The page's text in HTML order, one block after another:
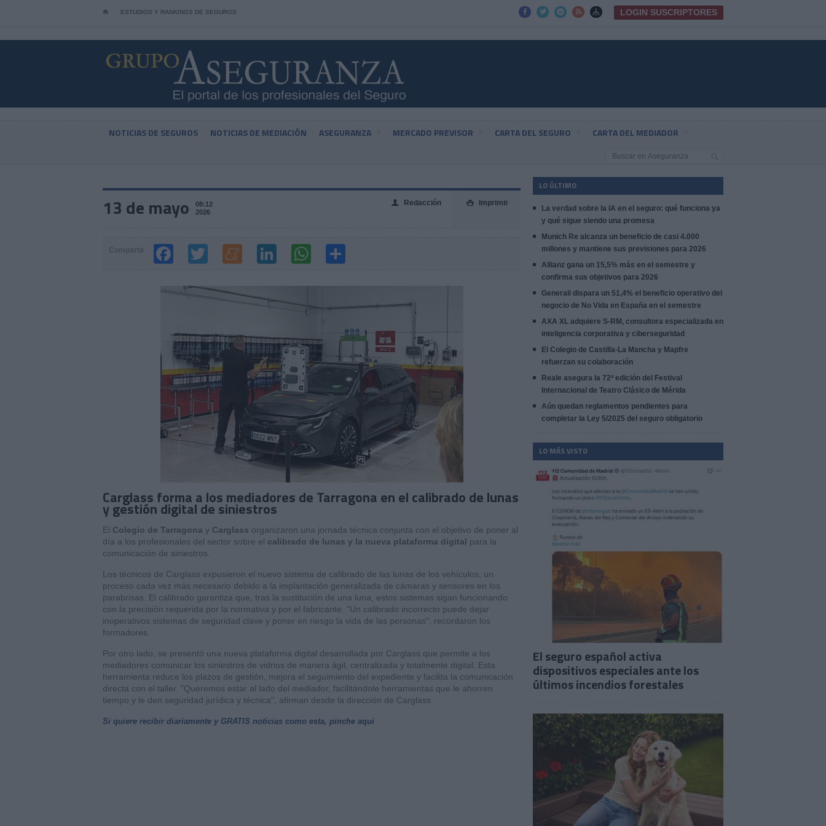
⌂ ESTUDIOS Y RANKINGS DE SEGUROS      LOGIN SUSCRIPTORES
NOTICIAS DE SEGUROS NOTICIAS DE MEDIACIÓN ASEGURANZA MERCADO PREVISOR CARTA DEL SEGURO CARTA DEL MEDIADOR
13 de mayo
08:12
2026
 Imprimir
👤 Redacción
Carglass forma a los mediadores de Tarragona en el calibrado de lunas
y gestión digital de siniestros
El Colegio de Tarragona y Carglass organizaron una jornada técnica conjunta con el objetivo de poner al
día a los profesionales del sector sobre el calibrado de lunas y la nueva plataforma digital para la
comunicación de siniestros.
Los técnicos de Carglass expusieron el nuevo sistema de calibrado de las lunas de los vehículos, un
proceso cada vez más necesario debido a la implantación generalizada de cámaras y sensores en los
parabrisas. El calibrado garantiza que, tras la sustitución de una luna, estos sistemas sigan funcionando
con la precisión requerida por la normativa y por el fabricante. "Un calibrado incorrecto puede dejar
inoperativos sistemas de seguridad clave y poner en riesgo la vida de las personas", recordaron los
formadores.
Por otro lado, se presentó una nueva plataforma digital desarrollada por Carglass que permite a los
mediadores comunicar los siniestros de vidrios de manera ágil, centralizada y totalmente digital. Esta
herramienta reduce los plazos de gestión, mejora el seguimiento del expediente y facilita la comunicación
directa con el taller. "Queremos estar al lado del mediador, facilitándole herramientas que le ahorren
tiempo y le den seguridad jurídica y técnica", afirman desde la dirección de Carglass.
Si quiere recibir diariamente y GRATIS noticias como esta, pinche aquí
LO ÚLTIMO
La verdad sobre la IA en el seguro: qué funciona ya
y qué sigue siendo una promesa
Munich Re alcanza un beneficio de casi 4.000
millones y mantiene sus previsiones para 2026
Allianz gana un 15,5% más en el semestre y
confirma sus objetivos para 2026
Generali dispara un 51,4% el beneficio operativo del
negocio de No Vida en España en el semestre
AXA XL adquiere S-RM, consultora especializada en
inteligencia corporativa y ciberseguridad
El Colegio de Castilla-La Mancha y Mapfre
refuerzan su colaboración
Reale asegura la 72ª edición del Festival
Internacional de Teatro Clásico de Mérida
Aún quedan reglamentos pendientes para
completar la Ley 5/2025 del seguro obligatorio
LO MÁS VISTO
El seguro español activa
dispositivos especiales ante los
últimos incendios forestales